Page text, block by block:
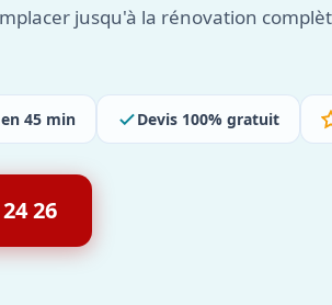
jusqu'à la rénovation
45 min Devis 100% gratuit
26